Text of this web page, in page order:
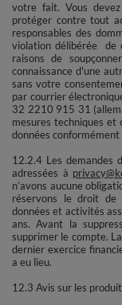
votre fait. Vous
protéger contre tout
responsables des
violation délibérée de
raisons de
connaissance d'une
sans votre
par courrier
32 2210 915 31
mesures techniques et
données
12.2.4 Les demandes
adressées à
n’avons aucune
réservons le droit de
données et activités
ans. Avant la
supprimer le compte.
dernier exercice
a eu lieu.
12.3 Avis sur les